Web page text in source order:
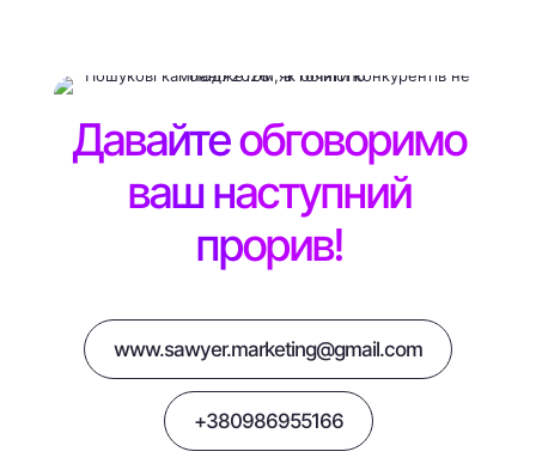
Давайте обговоримо
ваш наступний
прорив!
www.sawyer.marketing@gmail.com
+380986955166